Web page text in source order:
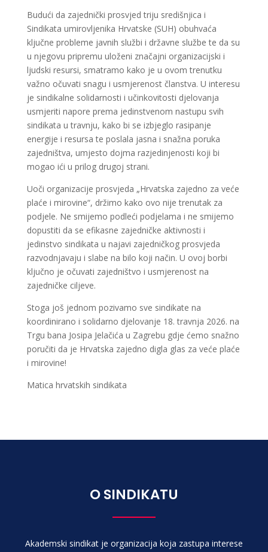
Budući da zajednički prosvjed triju središnjica i
Sindikata umirovljenika Hrvatske (SUH) obuhvaća
ključne probleme javnih službi i državne službe te da su
u njegovu pripremu uloženi značajni organizacijski i
ljudski resursi, smatramo kako je u ovom trenutku
važno očuvati snagu i usmjerenost članstva. U interesu
je sindikalne solidarnosti i učinkovitosti djelovanja
usmjeriti napore prema jedinstvenom nastupu svih
sindikata u travnju, kako bi se izbjeglo rasipanje
energije i resursa te poslala jasna i snažna poruka
zajedništva, umjesto dojma razjedinjenosti koji bi
mogao ići u prilog drugoj strani.
Uoči organizacije prosvjeda „Hrvatska zajedno za veće
plaće i mirovine“, držimo kako ovo nije trenutak za
podjele. Ne smijemo podleći podjelama i ne smijemo
dopustiti da se efikasne zajedničke aktivnosti i
jedinstvo sindikata u najavi zajedničkog prosvjeda
razvodnjavaju i slabe na bilo koji način. U ovoj borbi
ključno je očuvati zajedništvo i usmjerenost na
zajedničke ciljeve.
Stoga još jednom pozivamo sve sindikate na
koordinirano i solidarno djelovanje 18. travnja 2026. na
Trgu bana Josipa Jelačića u Zagrebu gdje ćemo snažno
poručiti da je Hrvatska zajedno digla glas za veće plaće
i mirovine!
Matica hrvatskih sindikata
O SINDIKATU
Akademski sindikat je organizacija koja zastupa interese